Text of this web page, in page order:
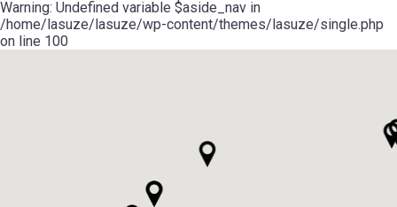
Warning: Undefined variable $aside_nav in
/home/lasuze/lasuze/wp-content/themes/lasuze/single.php
on line 100